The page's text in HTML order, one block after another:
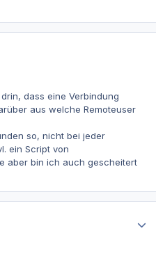
dass eine Verbindung
aus welche Remoteuser
so, nicht bei jeder
ein Script von
aber bin ich auch gescheitert